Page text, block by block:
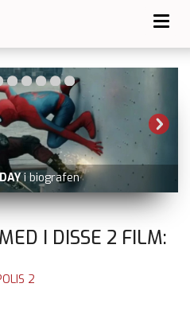
i biografen
I DISSE 2 FILM:
2